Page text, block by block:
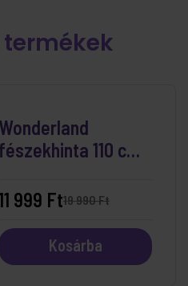
Wonderland
fészekhinta 110 cm
19 990 Ft
999 Ft
Kosárba